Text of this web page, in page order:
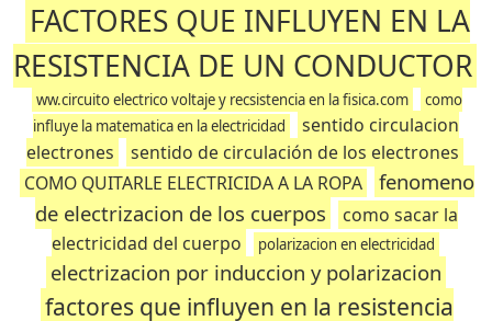
FACTORES QUE INFLUYEN EN LA
RESISTENCIA DE UN CONDUCTOR
ww.circuito electrico voltaje y recsistencia en la fisica.com
como
influye la matematica en la electricidad
sentido circulacion
electrones
sentido de circulación de los electrones
COMO QUITARLE ELECTRICIDA A LA ROPA
fenomeno
de electrizacion de los cuerpos
como sacar la
electricidad del cuerpo
polarizacion en electricidad
electrizacion por induccion y polarizacion
factores que influyen en la resistencia